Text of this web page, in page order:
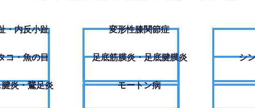
・内反小趾
コ・魚の目
炎・鵞足炎
変形性膝関節症
足底筋膜炎・足底腱膜炎
モートン病
シ